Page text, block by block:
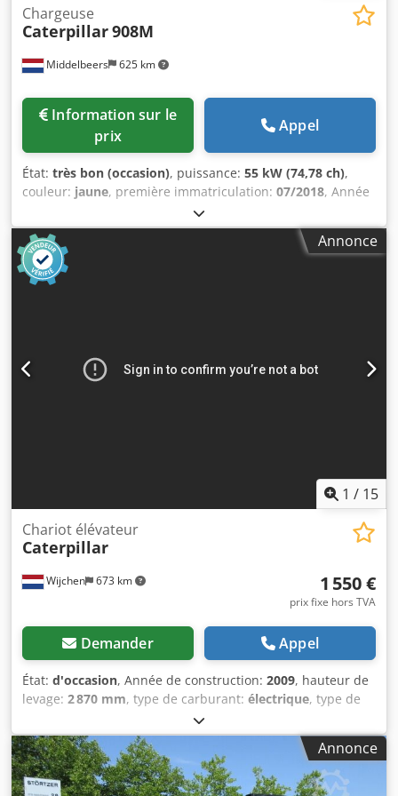
Middelbeers 625 km
Chargeuse
Caterpillar908M
prix
Appel
État: très bon (occasion), puissance: 55 kW (74,78 ch),
couleur: jaune, première immatriculation: 07/2018, Année
, heures de fonctionnement:
Équipement:cabine, ordinateur de bord, Année du
modèle : 2018 Nombre de cylindres : 3 Poids à vide : 6 460
kg Nombre de soupapes : 3 Marquage CE : oui État
technique : très bon État visuel : très bon Prix : Sur
Annonce
1 / 15
Wijchen 673 km
Chariot élévateur
Caterpillar
1 550 €
prix fixe hors TVA
Demander Appel
État: d'occasion, Année de construction: 2009, hauteur de
levage: 2 870 mm, type de carburant: électrique, type de
, longueur des fourches:
totale:1 950 mm, longueur totale:1 960 mm, largeur
totale:850 mm , couleur:
, Poids à vide : 1 270 kg
Capacité de levage : 1 200 kg * Année de fabrication : 2009
Dsdpfx Ajzrmgljlijck * Documentation disponible : oui *
Annonce